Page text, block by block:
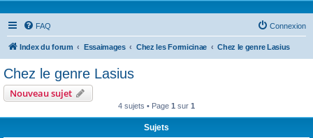
FAQ Connexion
Index du forum Essaimages Chez les Formicinae Chez le genre Lasius
Chez le genre Lasius
Nouveau sujet
4 sujets • Page 1 sur 1
Sujets